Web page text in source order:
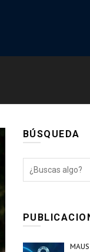
BÚSQUEDA